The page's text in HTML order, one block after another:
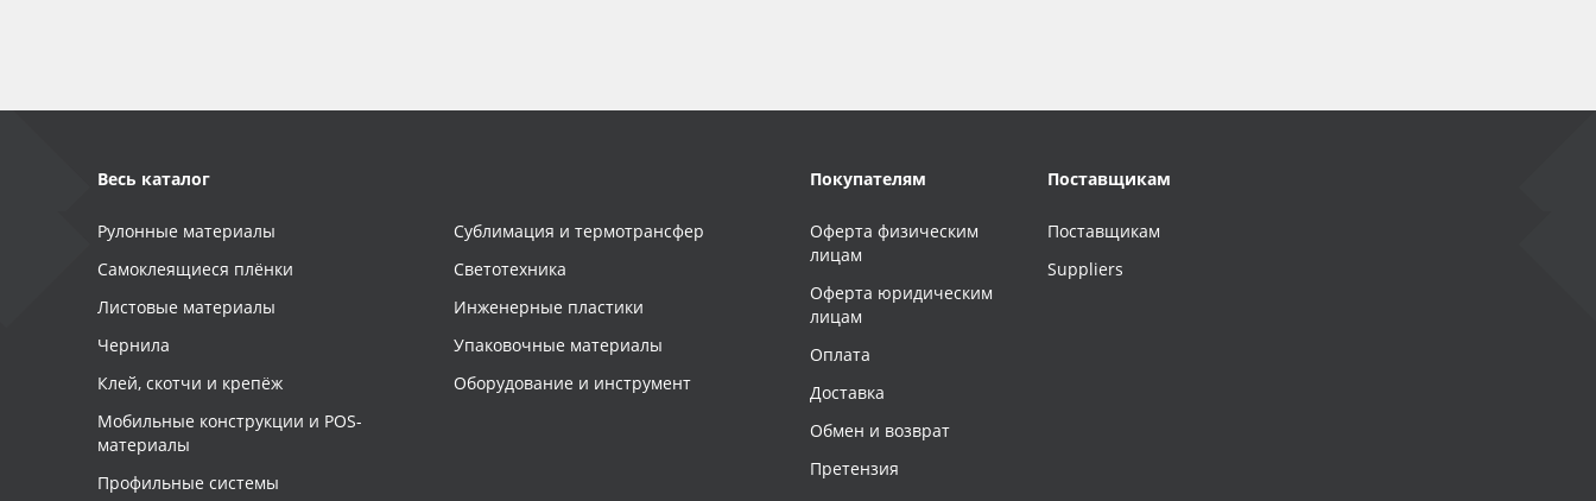
Весь каталог
Рулонные материалы
Самоклеящиеся плёнки
Листовые материалы
Чернила
Клей, скотчи и крепёж
Мобильные конструкции и POS-
материалы
Профильные системы
Сублимация и термотрансфер
Светотехника
Инженерные пластики
Упаковочные материалы
Оборудование и инструмент
Покупателям
Оферта физическим
лицам
Оферта юридическим
лицам
Оплата
Доставка
Обмен и возврат
Претензия
Поставщикам
Поставщикам
Suppliers